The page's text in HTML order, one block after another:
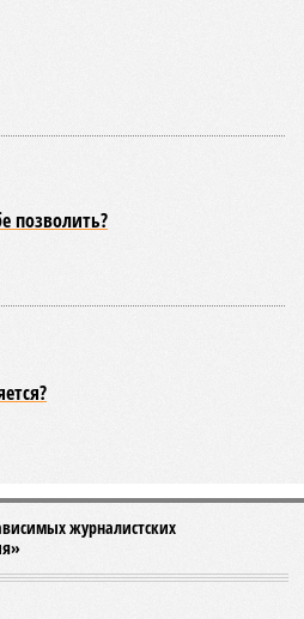
позволить?
журналистских